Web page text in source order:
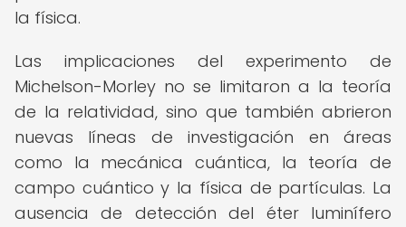
la física.
Las implicaciones del experimento de
Michelson-Morley no se limitaron a la teoría
de la relatividad, sino que también abrieron
nuevas líneas de investigación en áreas
como la mecánica cuántica, la teoría de
campo cuántico y la física de partículas. La
ausencia de detección del éter luminífero